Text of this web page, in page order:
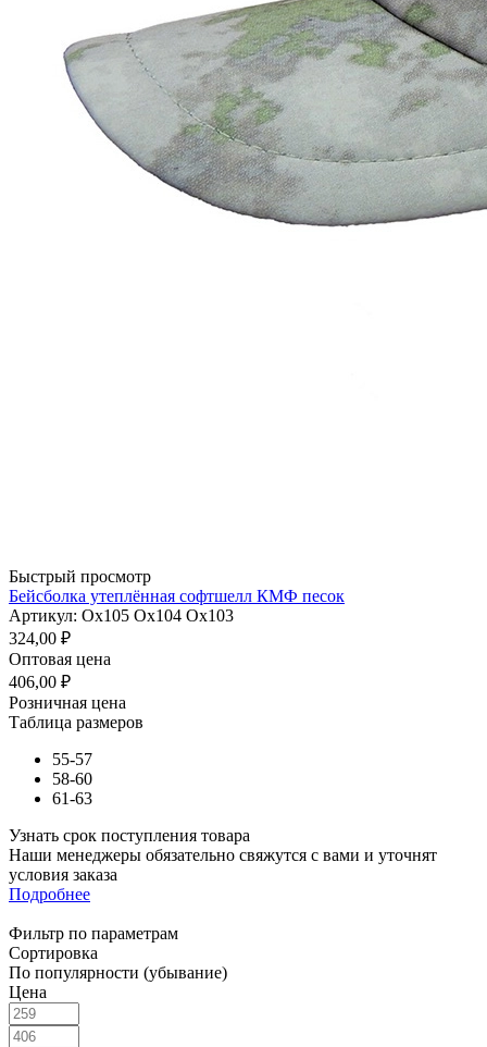
Быстрый просмотр
Бейсболка утеплённая софтшелл КМФ песок
Артикул: Ох105 Ох104 Ох103
324,00 ₽
Оптовая цена
406,00 ₽
Розничная цена
Таблица размеров
55-57
58-60
61-63
Узнать срок поступления товара
Наши менеджеры обязательно свяжутся с вами и уточнят
условия заказа
Подробнее
Фильтр по параметрам
Сортировка
По популярности (убывание)
Цена